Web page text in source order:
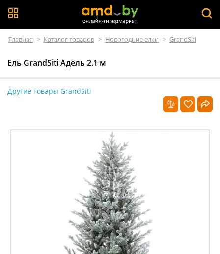
Главная > Каталог товаров > Новогодние елки > GrandSiti
Ель GrandSiti Адель 2.1 м
Другие товары GrandSiti